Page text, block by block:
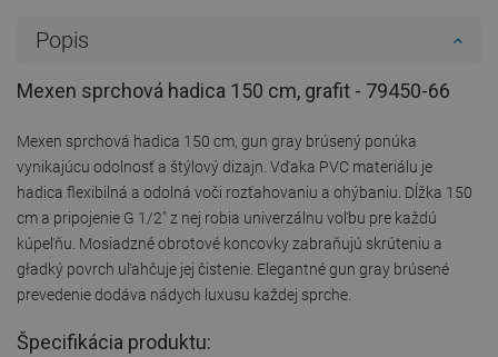
Popis
Mexen sprchová hadica 150 cm, grafit - 79450-66
Mexen sprchová hadica 150 cm, gun gray brúsený ponúka
vynikajúcu odolnosť a štýlový dizajn. Vďaka PVC materiálu je
hadica flexibilná a odolná voči rozťahovaniu a ohýbaniu. Dĺžka 150
cm a pripojenie G 1/2" z nej robia univerzálnu voľbu pre každú
kúpeľňu. Mosiadzné obrotové koncovky zabraňujú skrúteniu a
gładký povrch uľahčuje jej čistenie. Elegantné gun gray brúsené
prevedenie dodáva nádych luxusu každej sprche.
Špecifikácia produktu: